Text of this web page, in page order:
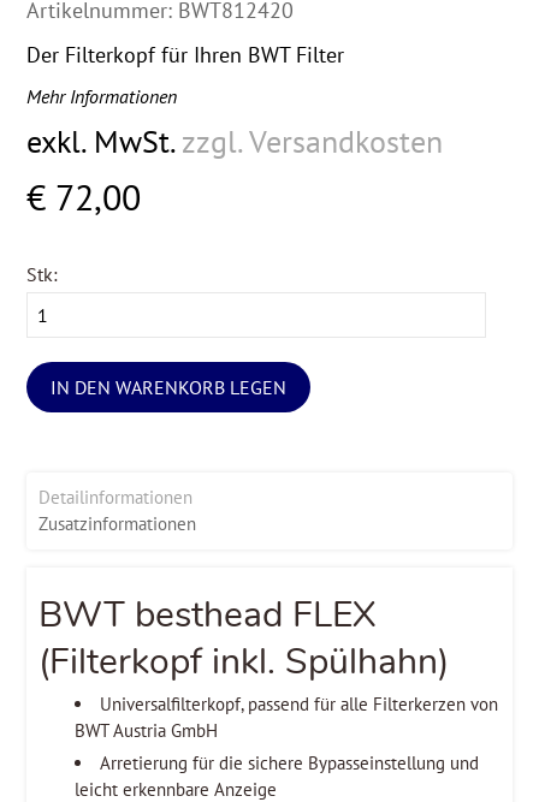
Artikelnummer: BWT812420
Der Filterkopf für Ihren BWT Filter
Mehr Informationen
exkl. MwSt.zzgl. Versandkosten
€ 72,00
Stk:
IN DEN WARENKORB LEGEN
Detailinformationen
Zusatzinformationen
BWT besthead FLEX
(Filterkopf inkl. Spülhahn)
Universalfilterkopf, passend für alle Filterkerzen von
BWT Austria GmbH
Arretierung für die sichere Bypasseinstellung und
leicht erkennbare Anzeige